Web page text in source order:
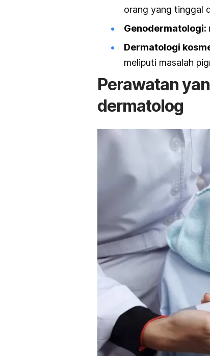
orang yang tinggal
Genodermatologi:
Dermatologi
meliputi masalah
Perawatan
dermatolog